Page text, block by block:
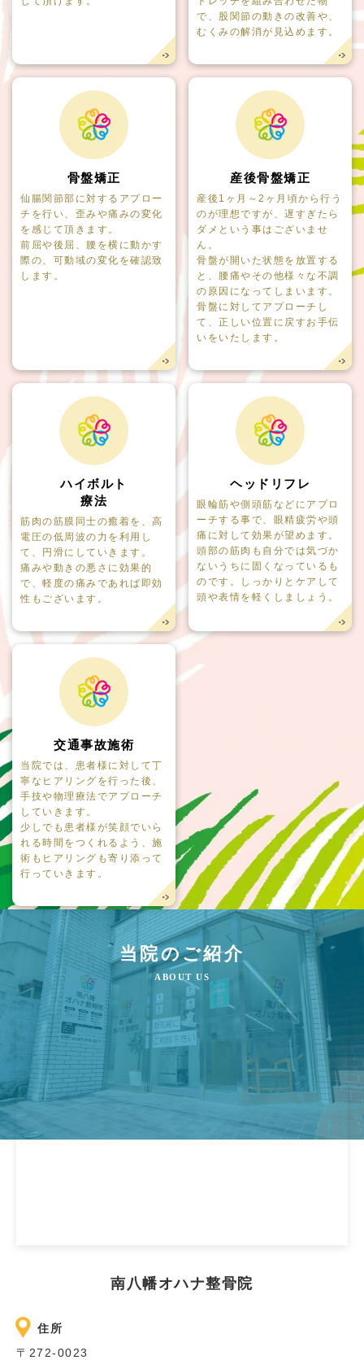
で、股関節の動きの改善や、
むくみの解消が見込めます。
骨盤矯正
仙腸関節部に対するアプロー
チを行い、歪みや痛みの変化
を感じて頂きます。
前屈や後屈、腰を横に動かす
際の、可動域の変化を確認致
します。
産後骨盤矯正
産後1ヶ月～2ヶ月頃から行う
のが理想ですが、遅すぎたら
ダメという事はございませ
ん。
骨盤が開いた状態を放置する
と、腰痛やその他様々な不調
の原因になってしまいます。
骨盤に対してアプローチし
て、正しい位置に戻すお手伝
いをいたします。
ハイボルト
療法
筋肉の筋膜同士の癒着を、高
電圧の低周波の力を利用し
て、円滑にしていきます。
痛みや動きの悪さに効果的
で、軽度の痛みであれば即効
性もございます。
ヘッドリフレ
眼輪筋や側頭筋などにアプロ
ーチする事で、眼精疲労や頭
痛に対して効果が望めます。
頭部の筋肉も自分では気づか
ないうちに固くなっているも
のです。しっかりとケアして
頭や表情を軽くしましょう。
交通事故施術
当院では、患者様に対して丁
寧なヒアリングを行った後、
手技や物理療法でアプローチ
していきます。
少しでも患者様が笑顔でいら
れる時間をつくれるよう、施
術もヒアリングも寄り添って
行っていきます。
当院のご紹介
ABOUT US
南八幡オハナ整骨院
住所
〒272-0023